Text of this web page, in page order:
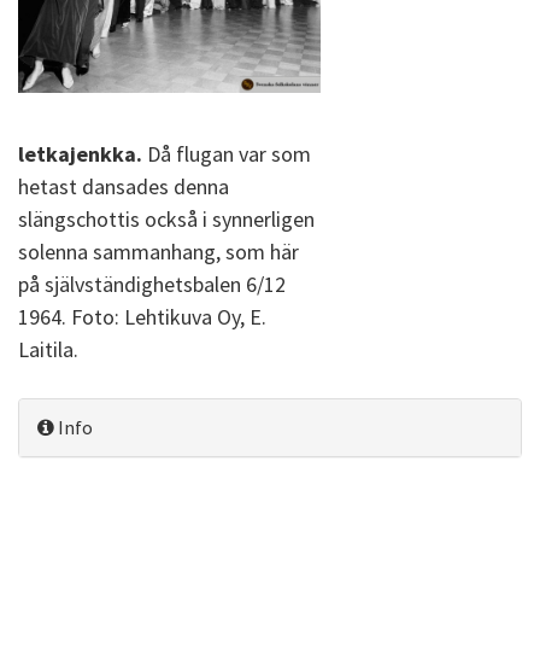
letkajenkka. Då flugan var som
hetast dansades denna
slängschottis också i synnerligen
solenna sammanhang, som här
på självständighetsbalen 6/12
1964. Foto: Lehtikuva Oy, E.
Laitila.
Info